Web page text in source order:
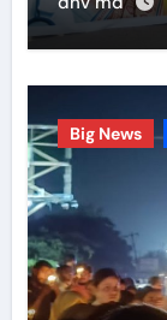
Big News